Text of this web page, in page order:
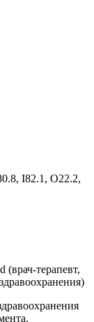
I82.1, O22.2,
(врач-терапевт,
)